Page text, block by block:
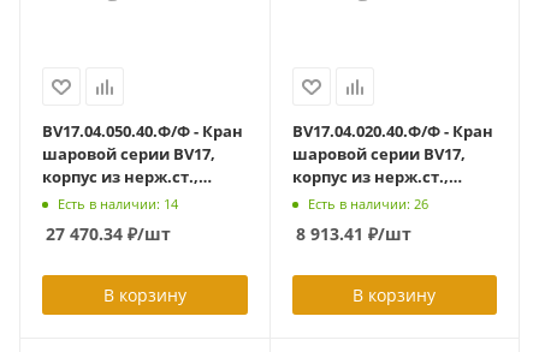
BV17.04.050.40.Ф/Ф - Кран
шаровой серии BV17,
корпус из нерж.ст.,
полнопроходной DN50
PN40, ф/ф с ISO-фланцем
F05/F07
Есть в наличии: 14
27 470.34 ₽/шт
В корзину
BV17.04.020.40.Ф/Ф - Кран
шаровой серии BV17,
корпус из нерж.ст.,
полнопроходной DN20
PN40, ф/ф с ISO-фланцем
F03/F04
Есть в наличии: 26
8 913.41 ₽/шт
В корзину